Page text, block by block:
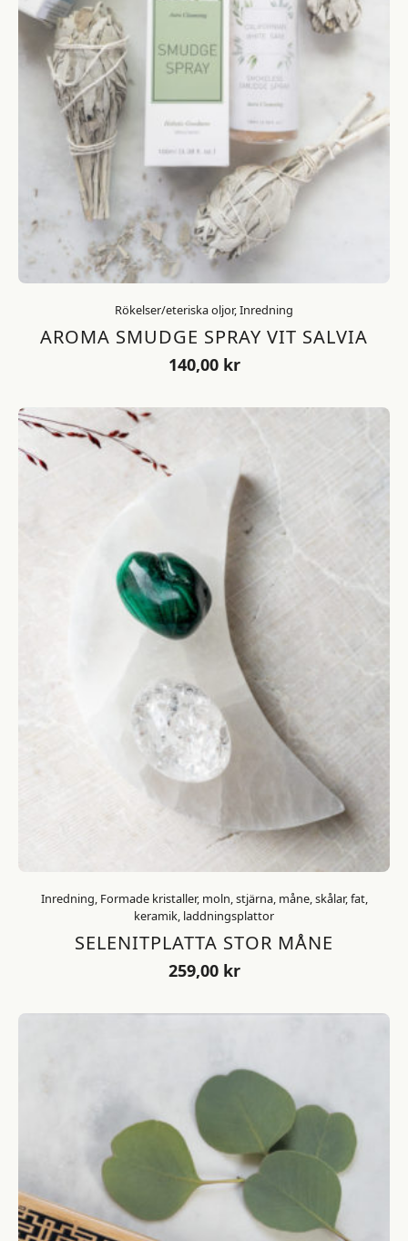
Rökelser/eteriska oljor, Inredning
AROMA SMUDGE SPRAY VIT SALVIA
140,00 kr
Inredning, Formade kristaller, moln, stjärna, måne, skålar, fat,
keramik, laddningsplattor
SELENITPLATTA STOR MÅNE
259,00 kr